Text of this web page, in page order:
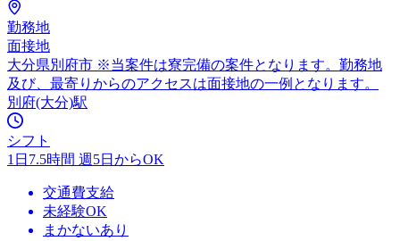
勤務地
面接地
大分県別府市 ※当案件は寮完備の案件となります。勤務地
及び、最寄りからのアクセスは面接地の一例となります。
別府(大分)駅
シフト
1日7.5時間 週5日からOK
交通費支給
未経験OK
まかないあり